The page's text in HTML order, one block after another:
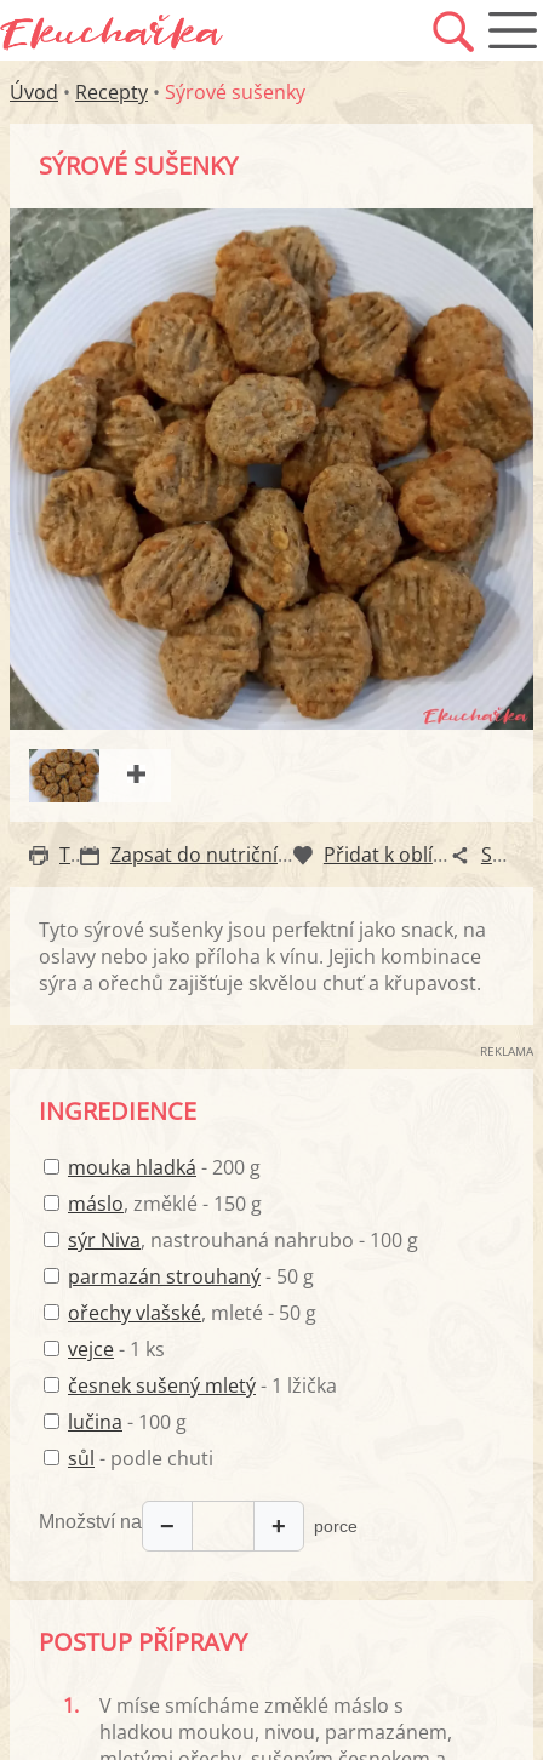
Úvod • Recepty • Sýrové sušenky
SÝROVÉ SUŠENKY
Tisk Zapsat do nutričního diáře Přidat k oblíbeným Sdílet
Tyto sýrové sušenky jsou perfektní jako snack, na
oslavy nebo jako příloha k vínu. Jejich kombinace
sýra a ořechů zajišťuje skvělou chuť a křupavost.
REKLAMA
INGREDIENCE
mouka hladká - 200 g
máslo, změklé - 150 g
sýr Niva, nastrouhaná nahrubo - 100 g
parmazán strouhaný- 50 g
ořechy vlašské, mleté - 50 g
vejce- 1 ks
česnek sušený mletý- 1 lžička
lučina - 100 g
sůl - podle chuti
Množství na − + porce
POSTUP PŘÍPRAVY
1.
V míse smícháme změklé máslo s
hladkou moukou, nivou, parmazánem,